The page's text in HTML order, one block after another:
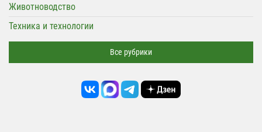
Животноводство
Техника и технологии
Все рубрики